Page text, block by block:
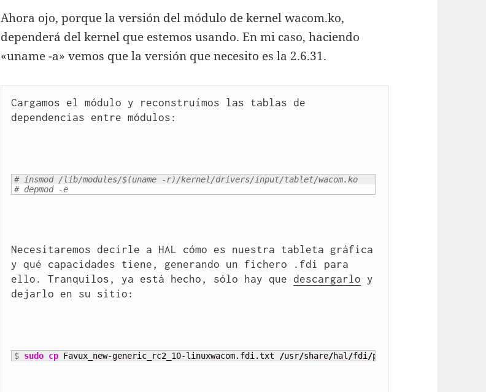
Ahora ojo, porque la versión del módulo de kernel wacom.ko,
dependerá del kernel que estemos usando. En mi caso, haciendo
«uname -a» vemos que la versión que necesito es la 2.6.31.
Cargamos el módulo y reconstruímos las tablas de
dependencias entre módulos:
# insmod /lib/modules/$(uname -r)/kernel/drivers/input/tablet/wacom.ko
# depmod -e
Necesitaremos decirle a HAL cómo es nuestra tableta gráfica
y qué capacidades tiene, generando un fichero .fdi para
ello. Tranquilos, ya está hecho, sólo hay que descargarlo y
dejarlo en su sitio:
$ sudo cp Favux_new-generic_rc2_10-linuxwacom.fdi.txt /usr/share/hal /fdi /policy